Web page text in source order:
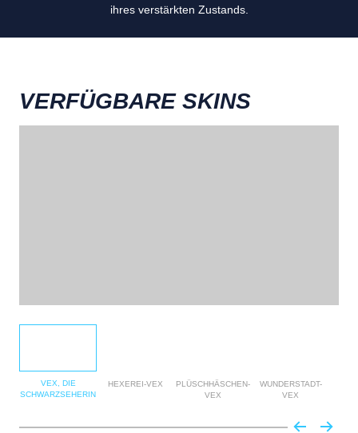
ihres verstärkten Zustands.
VERFÜGBARE SKINS
VEX, DIE
SCHWARZSEHERIN
HEXEREI-VEX
PLÜSCHHÄSCHEN-
VEX
WUNDERSTADT-
VEX